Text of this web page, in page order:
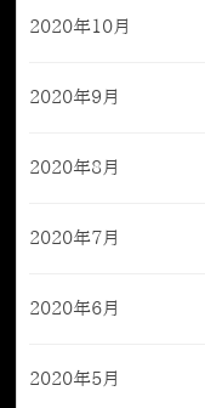
2020年10月
2020年9月
2020年8月
2020年7月
2020年6月
2020年5月